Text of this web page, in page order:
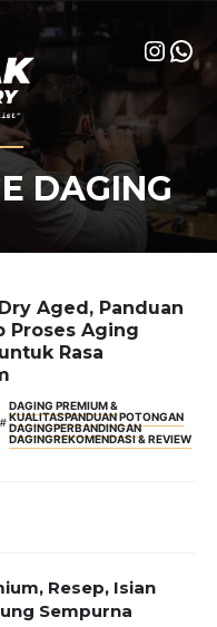
DAGING
Aged, Panduan
Proses Aging
Rasa
DAGING PREMIUM &
KUALITASPANDUAN POTONGAN
DAGINGPERBANDINGAN
DAGINGREKOMENDASI & REVIEW
Resep, Isian
Sempurna